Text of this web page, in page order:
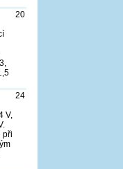
20
V,
při
24